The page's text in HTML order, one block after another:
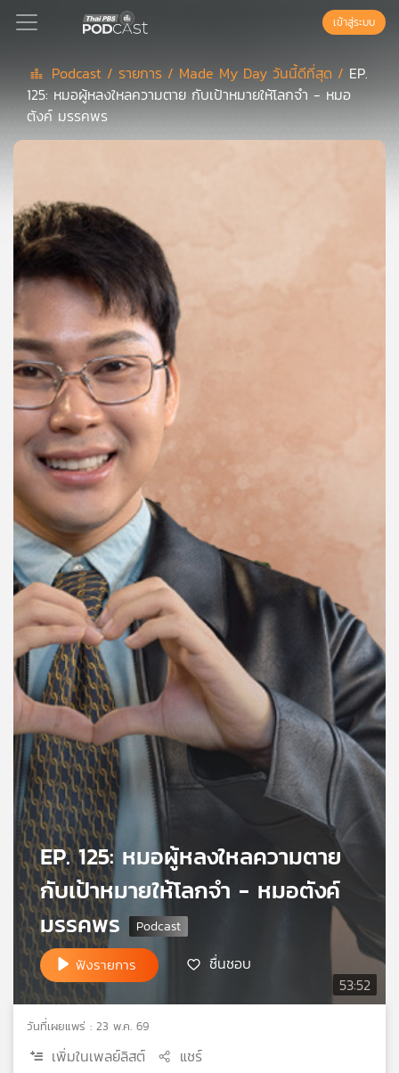
Podcast
สต์
แนะนำ
ย์
ลิ
สต์
ของ
คุณ
เพลง
บทความ
ข่าว
และ
กิจกรรม
เกี่ยว
กับ
เรา
เครือ
ข่าย
วิทยุ
ไทย
พี
บี
เอส
แผนที่
วิทยุ
ข่าย
เข้าสู่ระบบ
Podcast / รายการ / Made My Day วันนี้ดีที่สุด / EP.
125: หมอผู้หลงใหลความตาย กับเป้าหมายให้โลกจำ - หมอ
ตังค์ มรรคพร
53:52
EP. 125: หมอผู้หลงใหลความตาย
กับเป้าหมายให้โลกจำ - หมอตังค์
มรรคพร
ฟังรายการ ชื่นชอบ
วันที่เผยแพร่ : 23 พ.ค. 69
เพิ่มในเพลย์ลิสต์ แชร์